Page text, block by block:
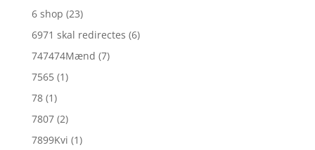
6 shop (23)
6971 skal redirectes (6)
747474Mænd (7)
7565 (1)
78 (1)
7807 (2)
7899Kvi (1)